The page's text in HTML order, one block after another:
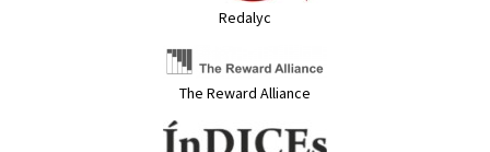
Redalyc
The Reward Alliance